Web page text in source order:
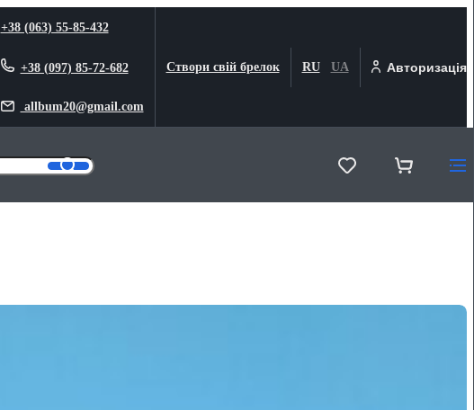
+38 (063) 55-85-432
+38 (097) 85-72-682
allbum20@gmail.com
Створи свій брелок RU UA Авторизація